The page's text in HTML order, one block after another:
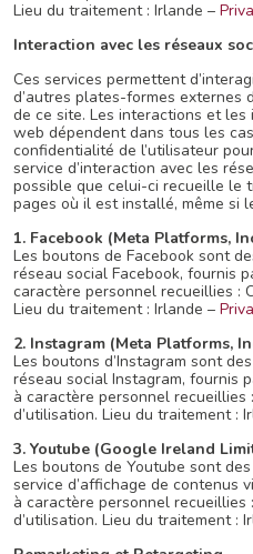
Lieu du traitement : Irlande –
Interaction avec les réseaux
Ces services permettent
d’autres plates-formes externes
de ce site. Les interactions et
web dépendent dans tous les
confidentialité de l’utilisateur
service d’interaction avec les
possible que celui-ci recueille le
pages où il est installé, même si
1. Facebook (Meta Platforms,
Les boutons de Facebook sont
réseau social Facebook, fournis
caractère personnel recueillies :
Lieu du traitement : Irlande –
2. Instagram (Meta Platforms,
Les boutons d’Instagram sont
réseau social Instagram, fournis
à caractère personnel recueillies
d’utilisation. Lieu du traitement :
3. Youtube (Google Ireland
Les boutons de Youtube sont
service d’affichage de contenus
à caractère personnel recueillies
d’utilisation. Lieu du traitement :